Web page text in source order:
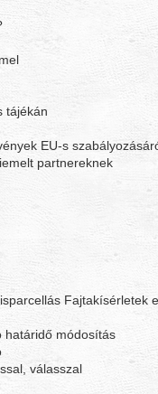
tájékán
EU-s
partnereknek
Fajtakísérletek
határidő módosítás
válasszal